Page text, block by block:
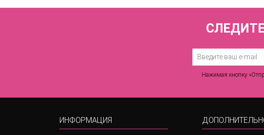
Нажимая кнопку
ИНФОРМАЦИЯ